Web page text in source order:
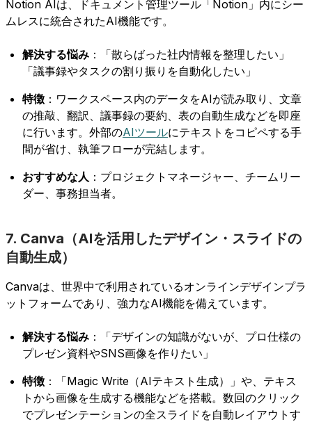
Notion AIは、ドキュメント管理ツール「Notion」内にシー
ムレスに統合されたAI機能です。
解決する悩み ：「散らばった社内情報を整理したい」
「議事録やタスクの割り振りを自動化したい」
特徴 ：ワークスペース内のデータをAIが読み取り、文章
の推敲、翻訳、議事録の要約、表の自動生成などを即座
に行います。外部のAIツールにテキストをコピペする手
間が省け、執筆フローが完結します。
おすすめな人 ：プロジェクトマネージャー、チームリー
ダー、事務担当者。
7. Canva（AIを活用したデザイン・スライドの
自動生成）
Canvaは、世界中で利用されているオンラインデザインプラ
ットフォームであり、強力なAI機能を備えています。
解決する悩み ：「デザインの知識がないが、プロ仕様の
プレゼン資料やSNS画像を作りたい」
特徴 ：「Magic Write（AIテキスト生成）」や、テキス
トから画像を生成する機能などを搭載。数回のクリック
でプレゼンテーションの全スライドを自動レイアウトす